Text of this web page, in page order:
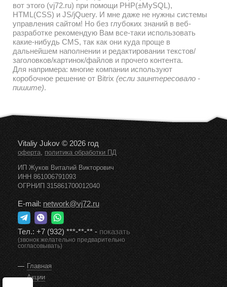
Я с легкостью могу придумать и разработать сайт типа
вот этого (vj72.ru) при помощи PHP(±MySQL),
HTML(CSS) и JS/jQuery. И мне даже не нужны системы
управления сайтом! Но без глубоких знаний в веб-
разработке рекомендую Вам все-таки использовать
какие-нибудь CMS, так как они куда проще в
дальнейшем наполнении и редактировании текстов/
заголовков/картинок/файлов и прочего контента.
Для напримера: многие компании используют
коробочное решение от Bitrix
Vitaliy Jukov © 2026 год
оферта ,политика обработки ПД
ИП Жуков Виталий Викторович
ИНН 861006791093
ОГРНИП 315861700012040
E-mail:network@vj72.ru
Тел.:+7 (932) ***-**-**-показать
(звонок желательно предварительно
согласовывать)
Главная